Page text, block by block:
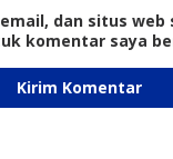
dan situs web
komentar saya